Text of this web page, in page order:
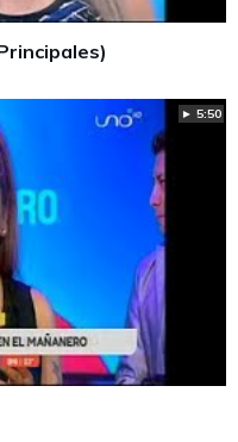
► 5:50